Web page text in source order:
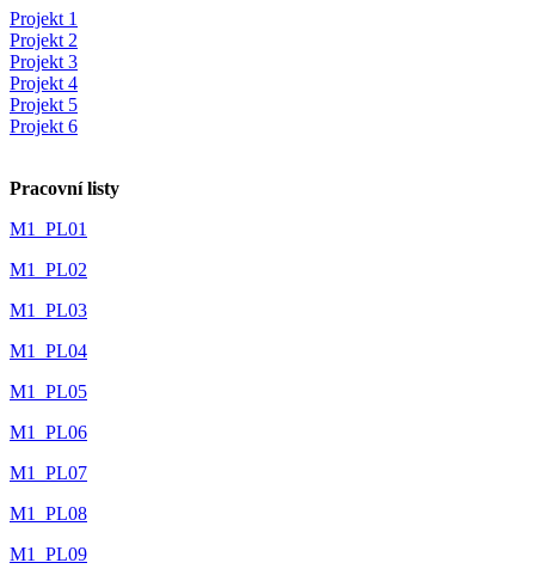
Projekt 1
Projekt 2
Projekt 3
Projekt 4
Projekt 5
Projekt 6
Pracovní listy
M1_PL01
M1_PL02
M1_PL03
M1_PL04
M1_PL05
M1_PL06
M1_PL07
M1_PL08
M1_PL09